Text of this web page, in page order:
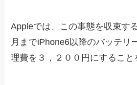
Appleでは、この事態を収束す
月までiPhone6以降のバッテリ
理費を３，２００円にすること